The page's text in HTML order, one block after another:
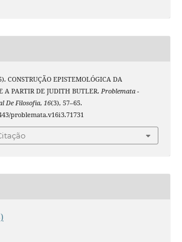
CONSTRUÇÃO EPISTEMOLÓGICA DA
A PARTIR DE JUDITH BUTLER. Problemata -
De Filosofia, 16(3), 57–65.
problemata.v16i3.71731